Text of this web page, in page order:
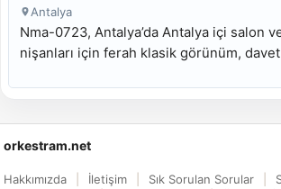
Antalya
Nma-0723, Antalya’da Antalya içi salon
nişanları için ferah klasik görünüm,
orkestram.net
Hakkımızda İletişim Sık Sorulan Sorular